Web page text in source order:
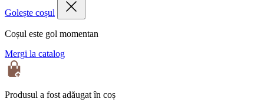
Golește coșul
Coșul este gol momentan
Mergi la catalog
Produsul a fost adăugat în coș